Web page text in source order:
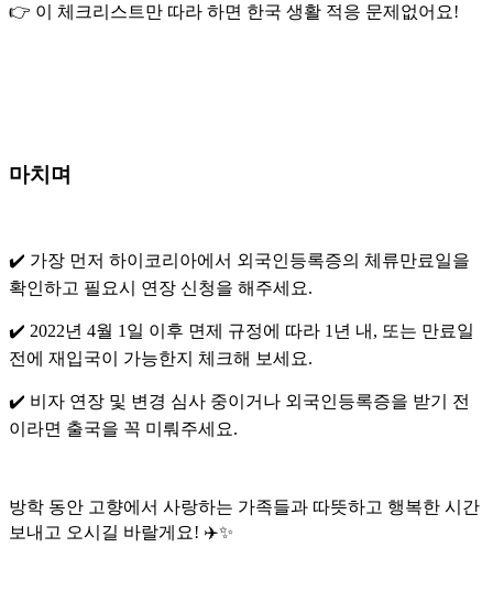
👉 이 체크리스트만 따라 하면 한국 생활 적응 문제없어요!
마치며
✔️ 가장 먼저 하이코리아에서 외국인등록증의 체류만료일을
확인하고 필요시 연장 신청을 해주세요.
✔️ 2022년 4월 1일 이후 면제 규정에 따라 1년 내, 또는 만료일
전에 재입국이 가능한지 체크해 보세요.
✔️ 비자 연장 및 변경 심사 중이거나 외국인등록증을 받기 전
이라면 출국을 꼭 미뤄주세요.
방학 동안 고향에서 사랑하는 가족들과 따뜻하고 행복한 시간
보내고 오시길 바랄게요! ✈️✨